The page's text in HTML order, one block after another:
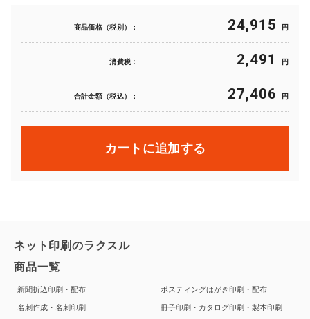
商品価格（税別）： 24,915 円
消費税： 2,491 円
合計金額（税込）： 27,406 円
カートに追加する
ネット印刷のラクスル
商品一覧
新聞折込印刷・配布
名刺作成・名刺印刷
ポスティングはがき印刷・配布
冊子印刷・カタログ印刷・製本印刷